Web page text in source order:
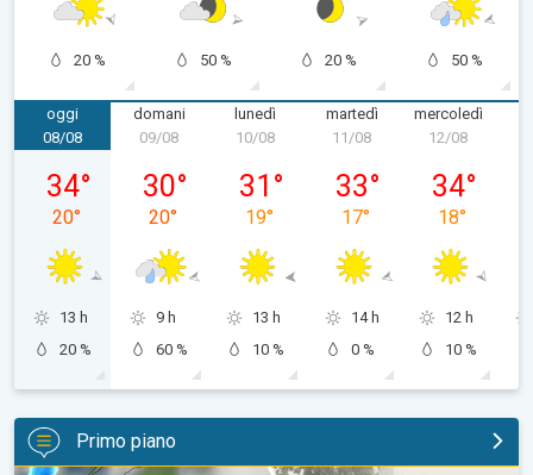
20 % 50 % 20 % 50 %
oggi
sabato 08/08
08/08
34°
20°
13 h
20 %
domani
domenica 09/08
09/08
30°
20°
9 h
60 %
lunedì
lunedì 10/08
10/08
31 °
19°
13 h
10 %
martedì
martedì 11/08
11/08
33°
17°
14 h
0 %
mercoledì
mercoledì
12/08
34°
18°
12 h
10 %
Primo piano